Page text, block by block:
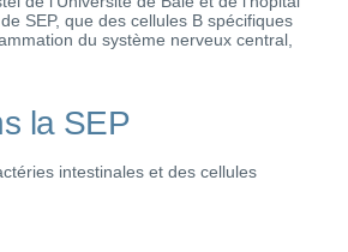
SEP, que des cellules B spécifiques
du système nerveux central,
la SEP
intestinales et des cellules